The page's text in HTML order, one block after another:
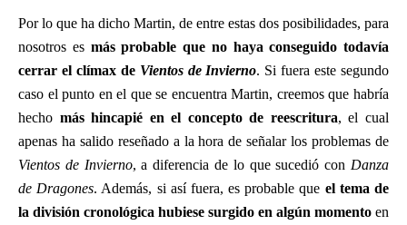
Por lo que ha dicho Martin, de entre estas dos posibilidades, para
nosotros es más probable que no haya conseguido todavía
cerrar el clímax de Vientos de Invierno. Si fuera este segundo
caso el punto en el que se encuentra Martin, creemos que habría
hecho más hincapié en el concepto de reescritura, el cual
apenas ha salido reseñado a la hora de señalar los problemas de
Vientos de Invierno, a diferencia de lo que sucedió con Danza
de Dragones. Además, si así fuera, es probable que el tema de
la división cronológica hubiese surgido en algún momento en